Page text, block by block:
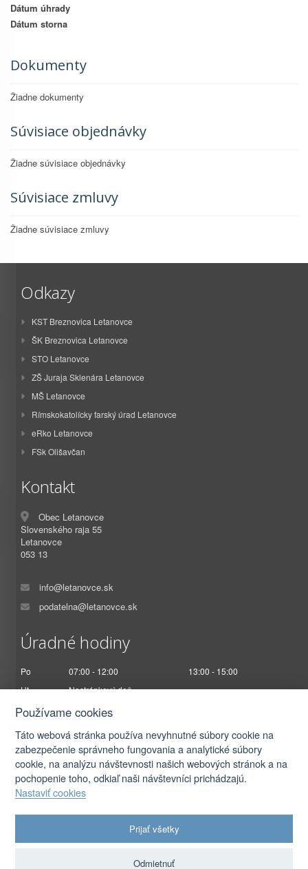
Dátum úhrady
Dátum storna
Dokumenty
Žiadne dokumenty
Súvisiace objednávky
Žiadne súvisiace objednávky
Súvisiace zmluvy
Žiadne súvisiace zmluvy
Odkazy
KST Breznovica Letanovce
ŠK Breznovica Letanovce
STO Letanovce
ZŠ Juraja Sklenára Letanovce
MŠ Letanovce
Rímskokatolícky farský úrad Letanovce
eRko Letanovce
FSk Olišavčan
Kontakt
Obec Letanovce
Slovenského raja 55
Letanovce
053 13
info@letanovce.sk
podatelna@letanovce.sk
Úradné hodiny
Po 07:00 - 12:00
13:00 - 15:00
Ut
Nestránkový deň
St
07:00 - 12:00
Pi
07:00 - 12:30
Ochrana osobných údajov|Prístupnosť
Používame cookies
Táto webová stránka používa nevyhnutné súbory cookie na
zabezpečenie správneho fungovania a analytické súbory
cookie, na analýzu návštevnosti našich webových stránok a na
pochopenie toho, odkiaľ naši návštevníci prichádzajú.
Nastaviť cookies
Prijať všetky
Odmietnuť